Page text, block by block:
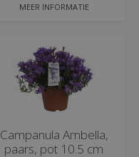
MEER INFORMATIE
Campanula Ambella,
paars, pot 10.5 cm